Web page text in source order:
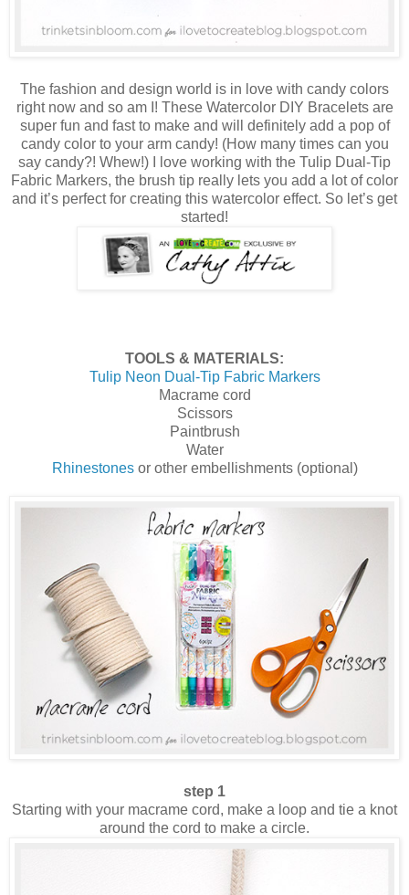
The fashion and design world is in love with candy colors
right now and so am I! These Watercolor DIY Bracelets are
super fun and fast to make and will definitely add a pop of
candy color to your arm candy! (How many times can you
say candy?! Whew!) I love working with the Tulip Dual-Tip
Fabric Markers, the brush tip really lets you add a lot of color
and it’s perfect for creating this watercolor effect. So let’s get
started!
TOOLS & MATERIALS:
Tulip Neon Dual-Tip Fabric Markers
Macrame cord
Scissors
Paintbrush
Water
Rhinestonesor other embellishments (optional)
step 1
Starting with your macrame cord, make a loop and tie a knot
around the cord to make a circle.